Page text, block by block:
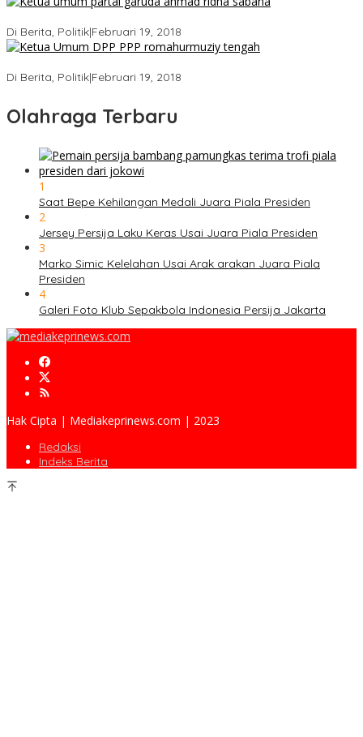
Di Berita, Politik|Februari 19, 2018
Di Berita, Politik|Februari 19, 2018
Olahraga Terbaru
1
Saat Bepe Kehilangan Medali Juara Piala Presiden
2
Jersey Persija Laku Keras Usai Juara Piala Presiden
3
Marko Simic Kelelahan Usai Arak arakan Juara Piala
Presiden
4
Galeri Foto Klub Sepakbola Indonesia Persija Jakarta
Hak Cipta | Mediakeprinews.com | 2023
Redaksi
Indeks Berita